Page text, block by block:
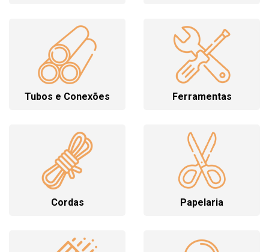
Tubos e Conexões Ferramentas
Cordas Papelaria